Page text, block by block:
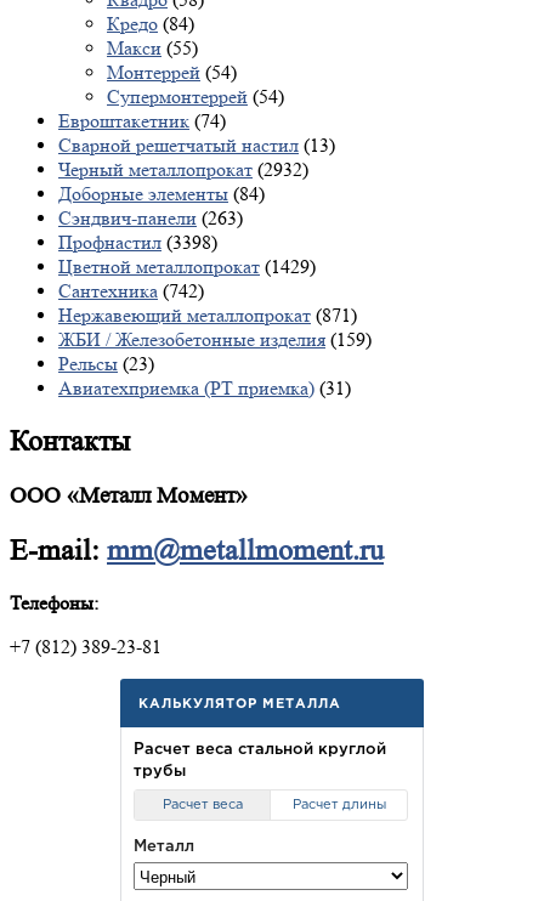
Кредо (84)
Макси (55)
Монтеррей (54)
Супермонтеррей (54)
Евроштакетник (74)
Сварной решетчатый настил (13)
Черный металлопрокат (2932)
Доборные элементы (84)
Сэндвич-панели (263)
Профнастил (3398)
Цветной металлопрокат (1429)
Сантехника (742)
Нержавеющий металлопрокат (871)
ЖБИ / Железобетонные изделия (159)
Рельсы (23)
Авиатехприемка (РТ приемка) (31)
Контакты
ООО «Металл Момент»
E-mail: mm@metallmoment.ru
Телефоны:
+7 (812) 389-23-81